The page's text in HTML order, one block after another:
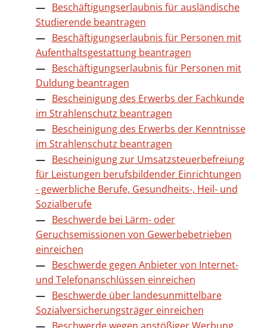
Beschäftigungserlaubnis für ausländische
Studierende beantragen
Beschäftigungserlaubnis für Personen mit
Aufenthaltsgestattung beantragen
Beschäftigungserlaubnis für Personen mit
Duldung beantragen
Bescheinigung des Erwerbs der Fachkunde
im Strahlenschutz beantragen
Bescheinigung des Erwerbs der Kenntnisse
im Strahlenschutz beantragen
Bescheinigung zur Umsatzsteuerbefreiung
für Leistungen berufsbildender Einrichtungen
- gewerbliche Berufe, Gesundheits-, Heil- und
Sozialberufe
Beschwerde bei Lärm- oder
Geruchsemissionen von Gewerbebetrieben
einreichen
Beschwerde gegen Anbieter von Internet-
und Telefonanschlüssen einreichen
Beschwerde über landesunmittelbare
Sozialversicherungsträger einreichen